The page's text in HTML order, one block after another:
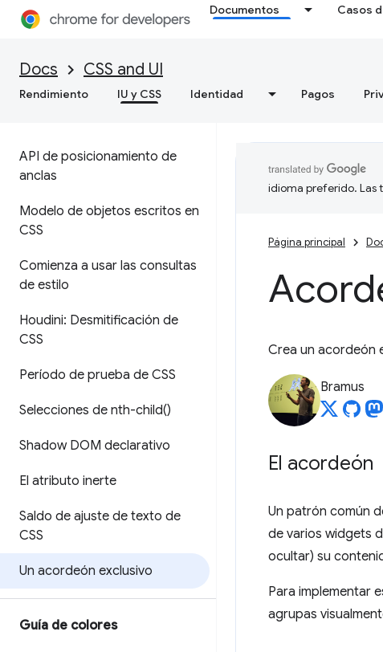
Documentos Casos
Docs CSS and UI
Rendimiento IU y CSS Identidad Pagos
API de posicionamiento de
anclas
Modelo de objetos escritos en
CSS
Comienza a usar las consultas
de estilo
Houdini: Desmitificación de
CSS
Período de prueba de CSS
Selecciones de nth-child()
Shadow DOM declarativo
El atributo inerte
Saldo de ajuste de texto de
CSS
Un acordeón exclusivo
Guía de colores
idioma preferido. Las
Página principal
Crea un acordeón
Bramus
El acordeón
Un patrón común
de varios widgets
ocultar) su
Para implementar
agrupas